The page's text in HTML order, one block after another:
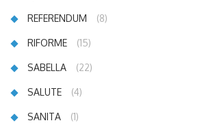
REFERENDUM (8)
RIFORME (15)
SABELLA (22)
SALUTE (4)
SANITA (1)